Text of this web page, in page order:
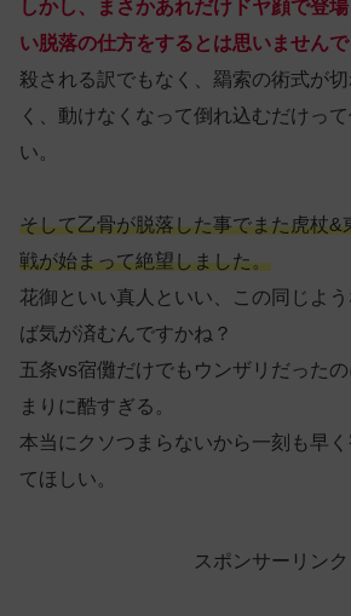
しかし、まさかあれだけドヤ顔で登
い脱落の仕方をするとは思いませんで
殺される訳でもなく、羂索の術式が
く、動けなくなって倒れ込むだけっ
い。
そして乙骨が脱落した事でまた虎杖&
戦が始まって絶望しました。
花御といい真人といい、この同じよ
ば気が済むんですかね？
五条vs宿儺だけでもウンザリだった
まりに酷すぎる。
本当にクソつまらないから一刻も早
てほしい。
スポンサーリンク